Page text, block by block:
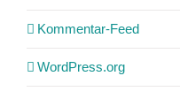
Kommentar-Feed
WordPress.org